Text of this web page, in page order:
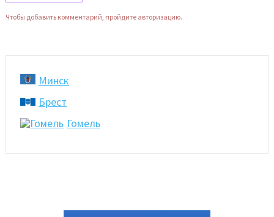
Чтобы добавить комментарий, пройдите авторизацию.
Минск
Брест
Гомель